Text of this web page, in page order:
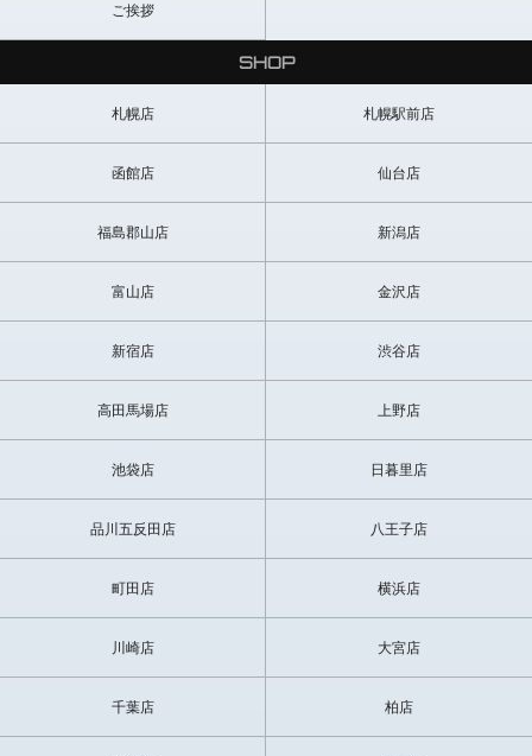
ご挨拶
SHOP
札幌店 札幌駅前店
函館店 仙台店
福島郡山店 新潟店
富山店 金沢店
新宿店 渋谷店
高田馬場店 上野店
池袋店 日暮里店
品川五反田店 八王子店
町田店 横浜店
川崎店 大宮店
千葉店 柏店